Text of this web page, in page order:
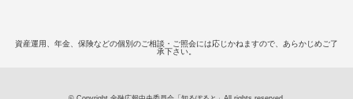
資産運用、年金、保険などの個別のご相談・ご照会には応じかねますので、あらかじめご了
承下さい。